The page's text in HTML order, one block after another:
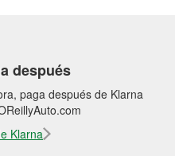
después
paga después de Klarna
Klarna